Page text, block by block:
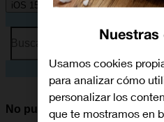
iOS 15.0
Busca por problema o tema
No puedo realizar llamadas
Nuestras
Usamos cookies
para analizar cómo
personalizar los
que te mostramos en